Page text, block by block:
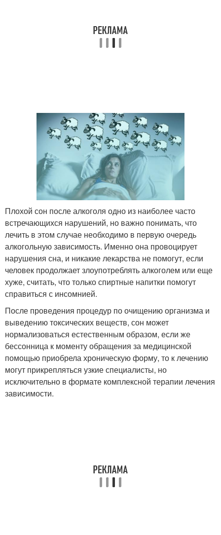
Плохой сон после алкоголя одно из наиболее часто
встречающихся нарушений, но важно понимать, что
лечить в этом случае необходимо в первую очередь
алкогольную зависимость. Именно она провоцирует
нарушения сна, и никакие лекарства не помогут, если
человек продолжает злоупотреблять алкоголем или еще
хуже, считать, что только спиртные напитки помогут
справиться с инсомнией.
После проведения процедур по очищению организма и
выведению токсических веществ, сон может
нормализоваться естественным образом, если же
бессонница к моменту обращения за медицинской
помощью приобрела хроническую форму, то к лечению
могут прикрепляться узкие специалисты, но
исключительно в формате комплексной терапии лечения
зависимости.